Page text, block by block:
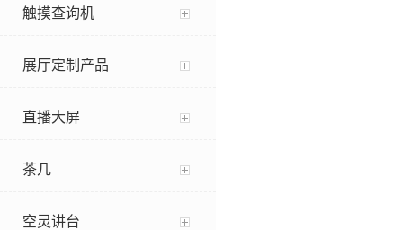
触摸查询机
展厅定制产品
直播大屏
茶几
空灵讲台